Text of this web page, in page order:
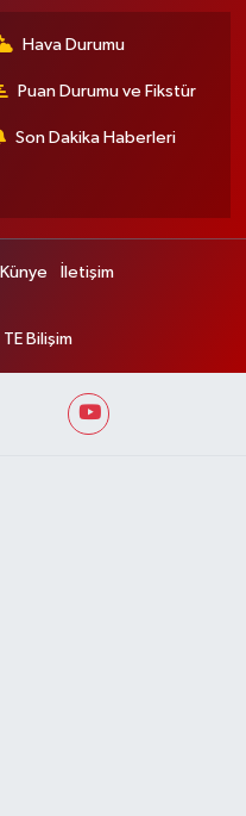
Hava Durumu
Puan Durumu ve Fikstür
Son Dakika Haberleri
Künye İletişim
TE Bilişim